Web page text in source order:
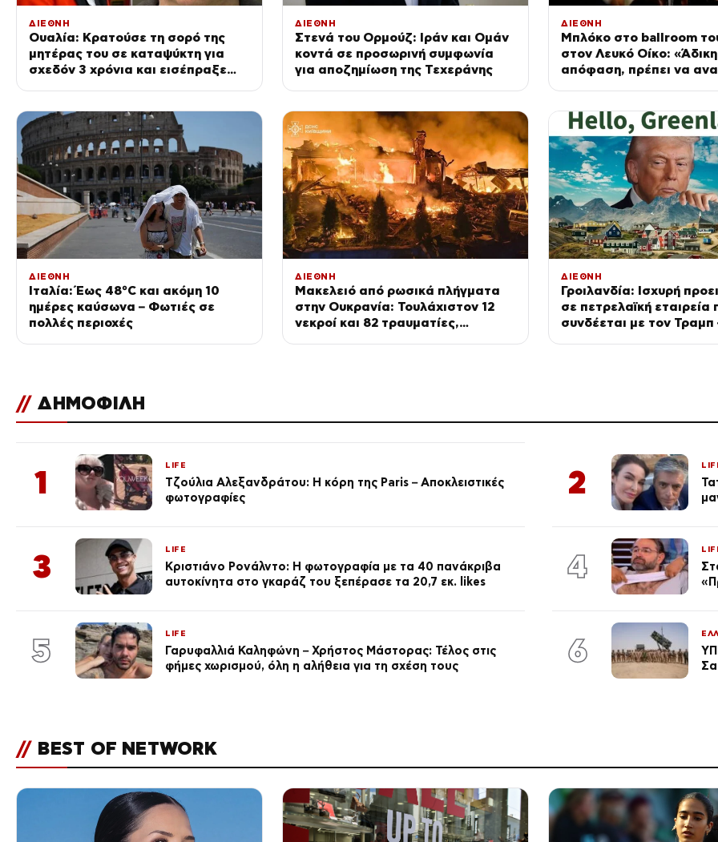
ΔΙΕΘΝΗ
Ουαλία: Κρατούσε τη σορό της
μητέρας του σε καταψύκτη για
σχεδόν 3 χρόνια και εισέπραξε
ΔΙΕΘΝΗ
Στενά του Ορμούζ: Ιράν και Ομάν
κοντά σε προσωρινή συμφωνία
για αποζημίωση της Τεχεράνης
ΔΙΕΘΝΗ
Μπλόκο στο ballroom
στον Λευκό Οίκο: «Άδικη
απόφαση, πρέπει να
ΔΙΕΘΝΗ
Ιταλία: Έως 48°C και ακόμη 10
ημέρες καύσωνα – Φωτιές σε
πολλές περιοχές
ΔΙΕΘΝΗ
Μακελειό από ρωσικά πλήγματα
στην Ουκρανία: Τουλάχιστον 12
νεκροί και 82 τραυματίες,
ΔΙΕΘΝΗ
Γροιλανδία: Ισχυρή
σε πετρελαϊκή εταιρεία
συνδέεται με τον Τραμπ
// ΔΗΜΟΦΙΛΗ
1 LIFE
Τζούλια Αλεξανδράτου: Η κόρη της Paris – Αποκλειστικές
φωτογραφίες
2
3 LIFE
Κριστιάνο Ρονάλντο: Η φωτογραφία με τα 40 πανάκριβα
αυτοκίνητα στο γκαράζ του ξεπέρασε τα 20,7 εκ. likes
4
5 LIFE
Γαρυφαλλιά Καληφώνη – Χρήστος Μάστορας: Τέλος στις
φήμες χωρισμού, όλη η αλήθεια για τη σχέση τους
6
// BEST OF NETWORK